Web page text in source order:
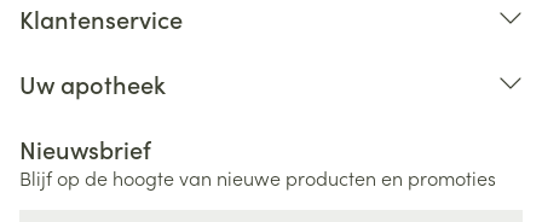
Klantenservice
Uw apotheek
Nieuwsbrief
Blijf op de hoogte van nieuwe producten en promoties